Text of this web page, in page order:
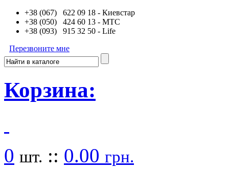
+38 (067) 622 09 18 - Киевстар
+38 (050) 424 60 13 - MTC
+38 (093) 915 32 50 - Life
Перезвоните мне
Корзина:
0 шт. :: 0.00 грн.